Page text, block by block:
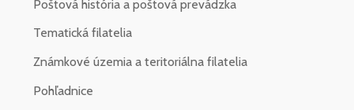
Poštová história a poštová prevádzka
Tematická filatelia
Známkové územia a teritoriálna filatelia
Pohľadnice